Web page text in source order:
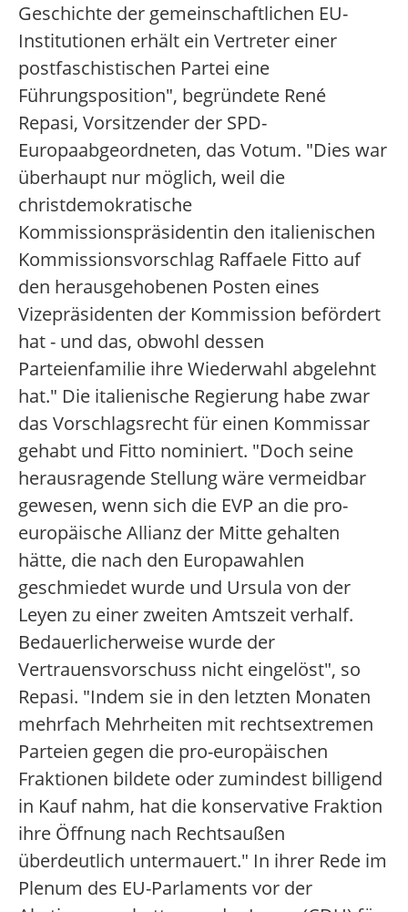
Geschichte der gemeinschaftlichen EU-
Institutionen erhält ein Vertreter einer
postfaschistischen Partei eine
Führungsposition", begründete René
Repasi, Vorsitzender der SPD-
Europaabgeordneten, das Votum. "Dies war
überhaupt nur möglich, weil die
christdemokratische
Kommissionspräsidentin den italienischen
Kommissionsvorschlag Raffaele Fitto auf
den herausgehobenen Posten eines
Vizepräsidenten der Kommission befördert
hat - und das, obwohl dessen
Parteienfamilie ihre Wiederwahl abgelehnt
hat." Die italienische Regierung habe zwar
das Vorschlagsrecht für einen Kommissar
gehabt und Fitto nominiert. "Doch seine
herausragende Stellung wäre vermeidbar
gewesen, wenn sich die EVP an die pro-
europäische Allianz der Mitte gehalten
hätte, die nach den Europawahlen
geschmiedet wurde und Ursula von der
Leyen zu einer zweiten Amtszeit verhalf.
Bedauerlicherweise wurde der
Vertrauensvorschuss nicht eingelöst", so
Repasi. "Indem sie in den letzten Monaten
mehrfach Mehrheiten mit rechtsextremen
Parteien gegen die pro-europäischen
Fraktionen bildete oder zumindest billigend
in Kauf nahm, hat die konservative Fraktion
ihre Öffnung nach Rechtsaußen
überdeutlich untermauert." In ihrer Rede im
Plenum des EU-Parlaments vor der